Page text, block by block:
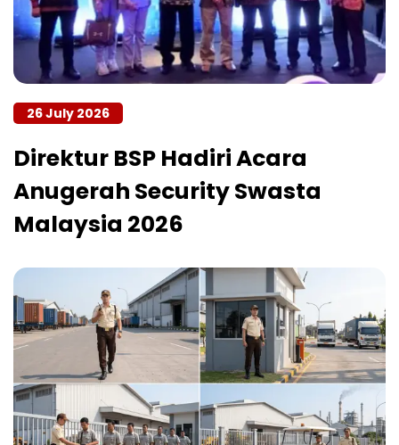
26 July 2026
Direktur BSP Hadiri Acara
Anugerah Security Swasta
Malaysia 2026